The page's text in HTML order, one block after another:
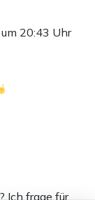
20:43 Uhr
Ich frage für